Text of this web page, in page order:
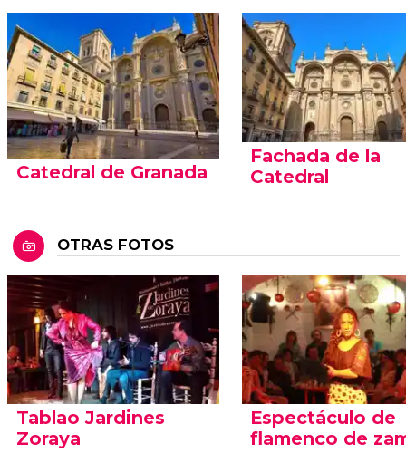
Catedral de Granada
Fachada de la
Catedral
OTRAS FOTOS
Tablao Jardines
Zoraya
Espectáculo de
flamenco de